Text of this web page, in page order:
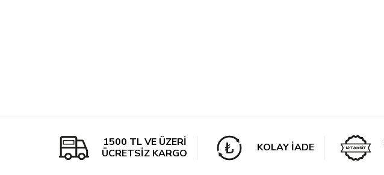
1500 TL VE ÜZERİ
ÜCRETSİZ KARGO
KOLAY İADE